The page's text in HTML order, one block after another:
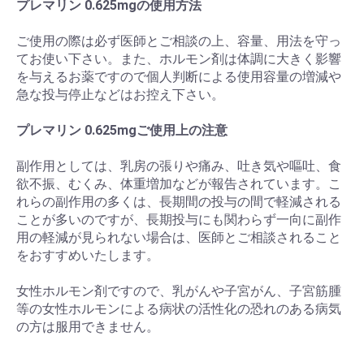
お買い物を続ける カートへ進む
プレマリン 0.625mgの使用方法
ご使用の際は必ず医師とご相談の上、容量、用法を守っ
てお使い下さい。また、ホルモン剤は体調に大きく影響
を与えるお薬ですので個人判断による使用容量の増減や
急な投与停止などはお控え下さい。
プレマリン 0.625mgご使用上の注意
副作用としては、乳房の張りや痛み、吐き気や嘔吐、食
欲不振、むくみ、体重増加などが報告されています。こ
れらの副作用の多くは、長期間の投与の間で軽減される
ことが多いのですが、長期投与にも関わらず一向に副作
用の軽減が見られない場合は、医師とご相談されること
をおすすめいたします。
女性ホルモン剤ですので、乳がんや子宮がん、子宮筋腫
等の女性ホルモンによる病状の活性化の恐れのある病気
の方は服用できません。